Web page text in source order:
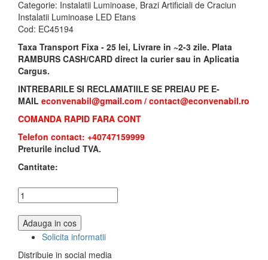
Categorie: Instalatii Luminoase, Brazi Artificiali de Craciun
Instalatii Luminoase LED Etans
Cod: EC45194
Taxa Transport Fixa - 25 lei, Livrare in ~2-3 zile. Plata
RAMBURS CASH/CARD direct la curier sau in Aplicatia
Cargus.
INTREBARILE SI RECLAMATIILE SE PREIAU PE E-
MAIL econvenabil@gmail.com / contact@econvenabil.ro
COMANDA RAPID FARA CONT
Telefon contact: +40747159999
Preturile includ TVA.
Cantitate:
Adauga in cos
Solicita informatii
Distribuie in social media